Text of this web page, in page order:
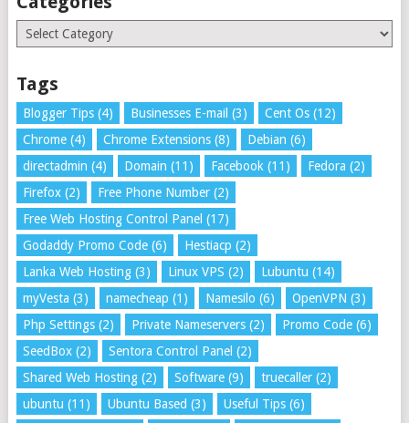
Categories
Tags
Blogger Tips(4) Businesses E-mail (3) Cent Os(12)
Chrome(4) Chrome Extensions(8) Debian (6)
directadmin (4) Domain (11) Facebook (11) Fedora (2)
Firefox(2) Free Phone Number(2)
Free Web Hosting Control Panel (17)
Godaddy Promo Code(6) Hestiacp (2)
Lanka Web Hosting(3) Linux VPS (2) Lubuntu (14)
myVesta (3) namecheap (1) Namesilo (6) OpenVPN (3)
Php Settings(2) Private Nameservers(2) Promo Code(6)
SeedBox(2) Sentora Control Panel (2)
Shared Web Hosting(2) Software(9) truecaller(2)
ubuntu (11) Ubuntu Based (3) Useful Tips(6)